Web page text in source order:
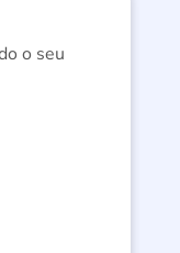
o seu